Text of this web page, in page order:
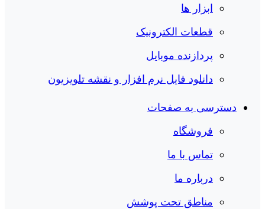
ابزار ها
قطعات الکترونیک
پردازنده موبایل
دانلود فایل نرم افزار و نقشه تلویزیون
دسترسی به صفحات
فروشگاه
تماس با ما
درباره ما
مناطق تحت پوشش